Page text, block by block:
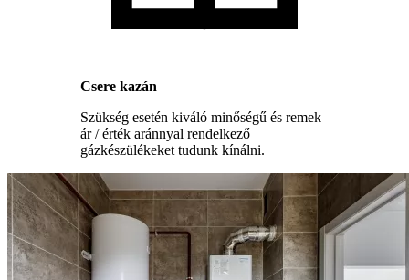
Csere kazán
Szükség esetén kiváló minőségű és remek
ár / érték aránnyal rendelkező
gázkészülékeket tudunk kínálni.